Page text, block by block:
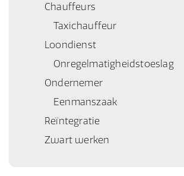
Chauffeurs
Taxichauffeur
Loondienst
Onregelmatigheidstoeslag
Ondernemer
Eenmanszaak
Reïntegratie
Zwart werken